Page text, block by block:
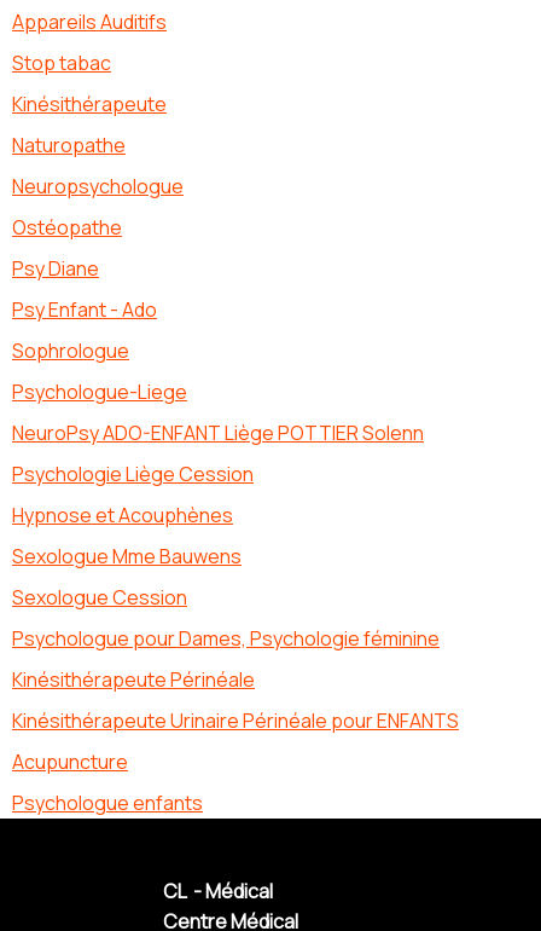
Appareils Auditifs
Stop tabac
Kinésithérapeute
Naturopathe
Neuropsychologue
Ostéopathe
Psy Diane
Psy Enfant - Ado
Sophrologue
Psychologue-Liege
NeuroPsy ADO-ENFANT Liège POTTIER Solenn
Psychologie Liège Cession
Hypnose et Acouphènes
Sexologue Mme Bauwens
Sexologue Cession
Psychologue pour Dames, Psychologie féminine
Kinésithérapeute Périnéale
Kinésithérapeute Urinaire Périnéale pour ENFANTS
Acupuncture
Psychologue enfants
CL - Médical
Centre Médical